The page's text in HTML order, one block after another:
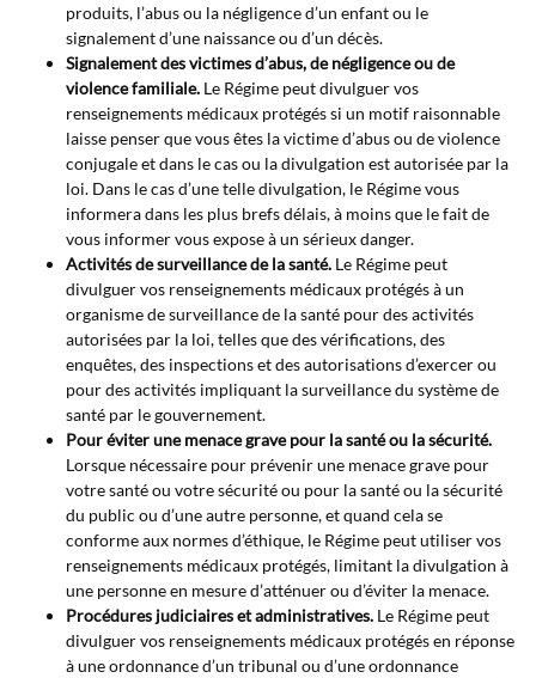
produits, l’abus ou la négligence d’un enfant ou le
signalement d’une naissance ou d’un décès.
Signalement des victimes d’abus, de négligence ou de
violence familiale. Le Régime peut divulguer vos
renseignements médicaux protégés si un motif raisonnable
laisse penser que vous êtes la victime d’abus ou de violence
conjugale et dans le cas ou la divulgation est autorisée par la
loi. Dans le cas d’une telle divulgation, le Régime vous
informera dans les plus brefs délais, à moins que le fait de
vous informer vous expose à un sérieux danger.
Activités de surveillance de la santé. Le Régime peut
divulguer vos renseignements médicaux protégés à un
organisme de surveillance de la santé pour des activités
autorisées par la loi, telles que des vérifications, des
enquêtes, des inspections et des autorisations d’exercer ou
pour des activités impliquant la surveillance du système de
santé par le gouvernement.
Pour éviter une menace grave pour la santé ou la sécurité.
Lorsque nécessaire pour prévenir une menace grave pour
votre santé ou votre sécurité ou pour la santé ou la sécurité
du public ou d’une autre personne, et quand cela se
conforme aux normes d’éthique, le Régime peut utiliser vos
renseignements médicaux protégés, limitant la divulgation à
une personne en mesure d’atténuer ou d’éviter la menace.
Procédures judiciaires et administratives. Le Régime peut
divulguer vos renseignements médicaux protégés en réponse
à une ordonnance d’un tribunal ou d’une ordonnance